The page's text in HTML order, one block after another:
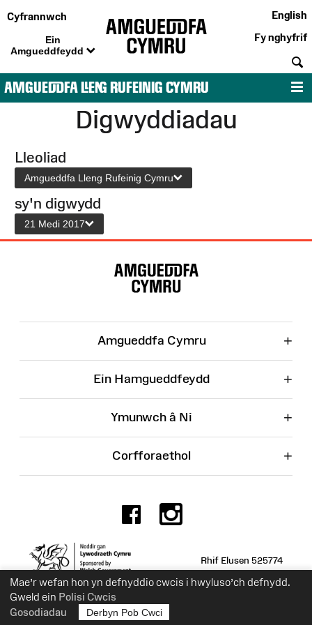
Mae’r wefan hon yn defnyddio cwcis i hwyluso’ch defnydd.
Gweld ein Polisi Cwcis
Gosodiadau
Derbyn Pob Cwci
Cyfrannwch
Ein
Amgueddfeydd
English
Fy nghyfrif
AMGUEDDFA LLENG RUFEINIG CYMRU
Digwyddiadau
Lleoliad
Amgueddfa Lleng Rufeinig Cymru
sy'n digwydd
21 Medi 2017
Amgueddfa Cymru +
Ein Hamgueddfeydd +
Ymunwch â Ni +
Corfforaethol +
Facebook
Rhif Elusen 525774